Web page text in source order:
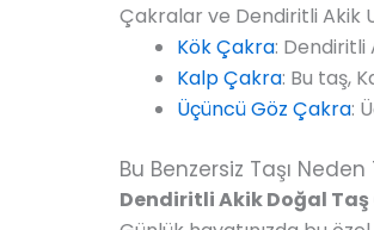
Çakralar ve Dendiritli Akik
Kök Çakra: Dendiritli
Kalp Çakra: Bu taş,
Üçüncü Göz Çakra:
Bu Benzersiz Taşı Neden
Dendiritli Akik Doğal Taş